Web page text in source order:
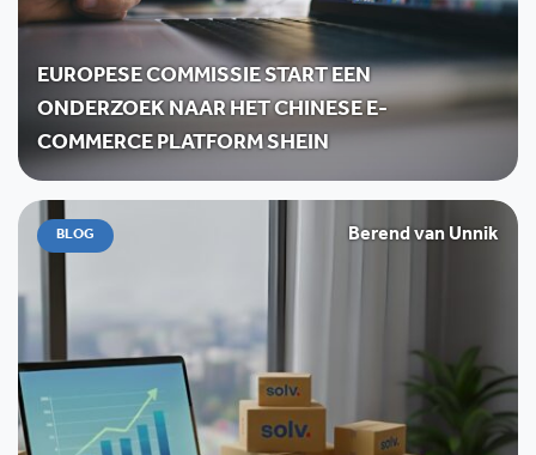
EUROPESE COMMISSIE START EEN
ONDERZOEK NAAR HET CHINESE E-
COMMERCE PLATFORM SHEIN
BLOG Berend van Unnik